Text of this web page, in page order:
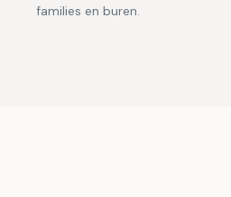
families en buren.